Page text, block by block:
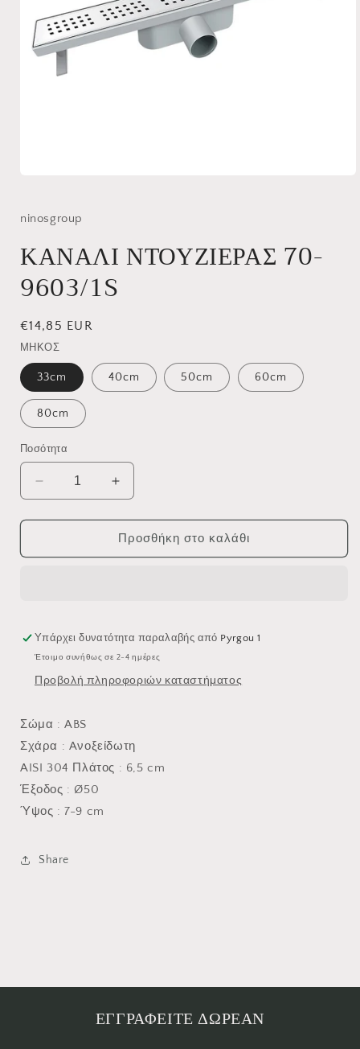
στο
βοηθητικό
ninosgroup
ΚΑΝΑΛΙ ΝΤΟΥΖΙΕΡΑΣ 70-
9603/1S
Κανονική
τιμή
€14,85 EUR
ΜΗΚΟΣ
33cm 40cm 50cm 60cm
80cm
Ποσότητα
Μείωση
ποσότητας
για
ΝΤΟΥΖΙΕΡΑΣ
Αύξηση
ποσότητας
για
ΚΑΝΑΛΙ
ΝΤΟΥΖΙΕΡΑΣ
Προσθήκη στο καλάθι
Υπάρχει δυνατότητα παραλαβής από Pyrgou 1
Έτοιμο συνήθως σε 2-4 ημέρες
Προβολή πληροφοριών καταστήματος
Σώμα : ABS
Σχάρα : Aνοξείδωτη
AISI 304 Πλάτος : 6,5 cm
Έξοδος : Ø50
Ύψος : 7-9 cm
Share
ΕΓΓΡΑΦΕΙΤΕ ΔΩΡΕΑΝ